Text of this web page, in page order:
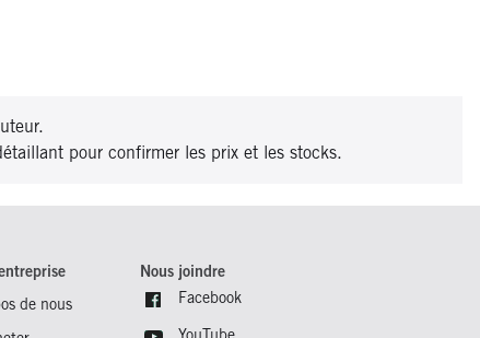
pour confirmer les prix et les stocks.
de nous
Nous joindre
Facebook
YouTube